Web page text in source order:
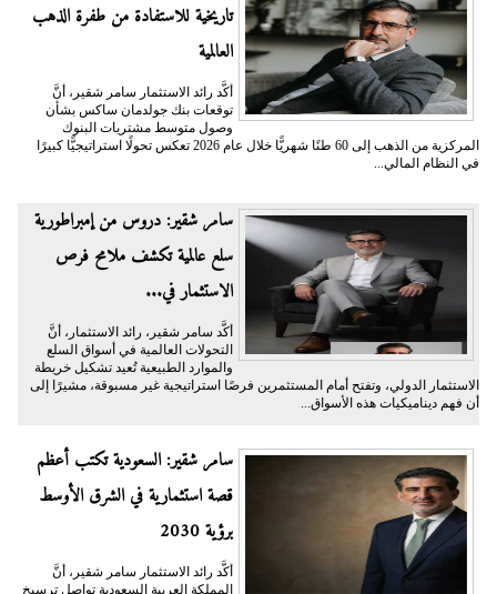
تاريخية للاستفادة من طفرة الذهب
العالمية
أكَّد رائد الاستثمار سامر شقير، أنَّ
توقعات بنك جولدمان ساكس بشأن
وصول متوسط مشتريات البنوك
المركزية من الذهب إلى 60 طنًا شهريًّا خلال عام 2026 تعكس تحولًا استراتيجيًّا كبيرًا
في النظام المالي...
سامر شقير: دروس من إمبراطورية
سلع عالمية تكشف ملامح فرص
الاستثمار في...
أكَّد سامر شقير، رائد الاستثمار، أنَّ
التحولات العالمية في أسواق السلع
والموارد الطبيعية تُعيد تشكيل خريطة
الاستثمار الدولي، وتفتح أمام المستثمرين فرصًا استراتيجية غير مسبوقة، مشيرًا إلى
أن فهم ديناميكيات هذه الأسواق...
سامر شقير: السعودية تكتب أعظم
قصة استثمارية في الشرق الأوسط
برؤية 2030
أكَّد رائد الاستثمار سامر شقير، أنَّ
المملكة العربية السعودية تواصل ترسيخ